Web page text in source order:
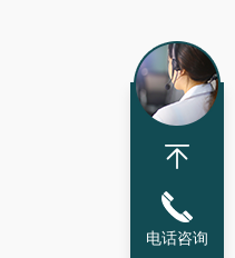
电话咨询